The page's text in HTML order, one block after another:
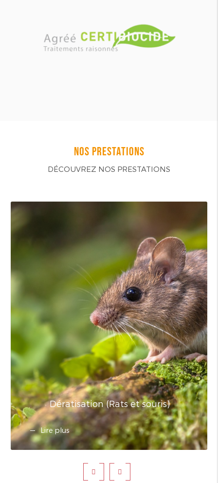
NOS PRESTATIONS
DÉCOUVREZ NOS PRESTATIONS
Dératisation (Rats et souris)
Lire plus